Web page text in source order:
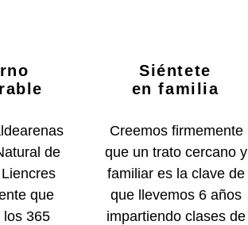
de
que
los 365
Siéntete
en familia
Creemos firmemente
que un trato cercano y
familiar es la clave de
que llevemos 6 años
impartiendo clases de